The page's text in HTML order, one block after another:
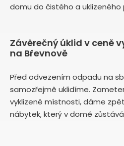
domu do čistého a uklizeného
Závěrečný úklid v ceně
na Břevnově
Před odvezením odpadu na
samozřejmě uklidíme.
vyklizené místnosti, dáme
nábytek, který v domě